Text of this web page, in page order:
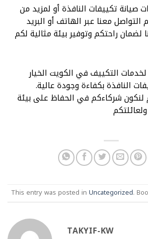
تكييفات النافذة أو لمزيد من
معنا عبر الهاتف أو البريد
لضمان راحتكم وتوفير بيئة مثالية لكم
التكييف في الكويت الخيار
النافذة بكفاءة وجودة عالية.
لنكون شركاءكم في الحفاظ على بيئة
This entry was posted in Uncategorized.
TAKYIF-KW